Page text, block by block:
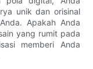
unik dan orisinal
Apakah Anda
yang rumit pada
memberi Anda